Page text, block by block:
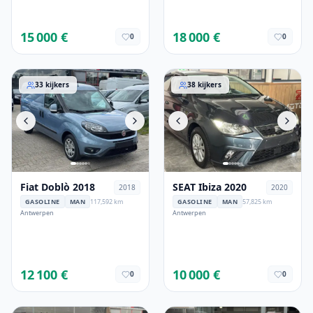
15 000 € 0 18 000 € 0
Fiat Doblò 2018
33 kijkers
Fiat Doblò 2018 2018
GASOLINE MAN
117,592 km
Antwerpen
12 100 € 0
SEAT Ibiza 2020
38 kijkers
SEAT Ibiza 2020 2020
GASOLINE MAN 57,825 km
Antwerpen
10 000 € 0